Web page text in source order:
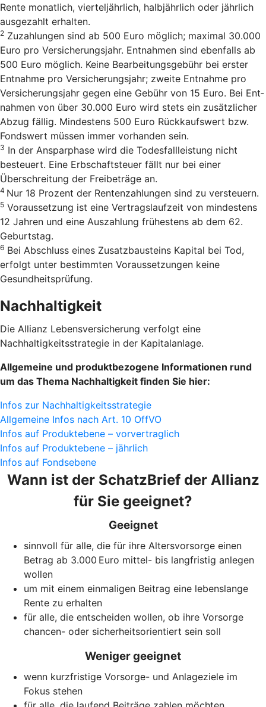
Rente monatlich, vierteljährlich, halbjährlich oder jährlich
ausgezahlt erhalten.
2 Zu­zah­lun­gen sind ab 500 Euro mög­lich; ma­xi­mal 30.000
Euro pro Ver­si­cherungs­jahr. Ent­nah­men sind eben­falls ab
500 Euro mög­lich. Keine Bearbeitungsgebühr bei erster
Entnahme pro Versicherungsjahr; zweite Entnahme pro
Versicherungsjahr gegen eine Gebühr von 15 Euro. Bei Ent­
nah­men von über 30.000 Euro wird stets ein zu­sätz­li­cher
Ab­zug fäl­lig. Min­des­tens 500 Euro Rück­kaufs­wert bzw.
Fonds­wert müs­sen immer vor­han­den sein.
3 In der Ansparphase wird die Todesfallleistung nicht
besteuert. Eine Erbschaftsteuer fällt nur bei einer
Überschreitung der Freibeträge an.
4 Nur 18 Pro­zent der Ren­ten­zah­lun­gen sind zu versteu­ern.
5 Voraussetzung ist eine Vertrags­laufzeit von mindestens
12 Jahren und eine Auszahlung frühestens ab dem 62.
Geburtstag.
6 Bei Abschluss eines Zusatzbausteins Kapital bei Tod,
erfolgt unter bestimmten Voraussetzungen keine
Gesundheitsprüfung.
Nachhaltigkeit
Die Allianz Lebensversicherung verfolgt eine
Nachhaltigkeitsstrategie in der Kapitalanlage.
Allgemeine und produktbezogene Informationen rund
um das Thema Nachhaltigkeit finden Sie hier:
Infos zur Nachhaltigkeitsstrategie
Allgemeine Infos nach Art. 10 OffVO
Infos auf Produktebene – vorvertraglich
Infos auf Produktebene – jährlich
Infos auf Fondsebene
Wann ist der SchatzBrief der Allianz
für Sie geeignet?
Geeignet
sinnvoll für alle, die für ihre Altersvorsorge einen
Betrag ab 3.000 Euro mittel- bis langfristig anlegen
wollen
um mit einem einmaligen Beitrag eine lebenslange
Rente zu erhalten
für alle, die entscheiden wollen, ob ihre Vorsorge
chancen- oder sicherheitsorientiert sein soll
Weniger geeignet
wenn kurzfristige Vorsorge- und Anlageziele im
Fokus stehen